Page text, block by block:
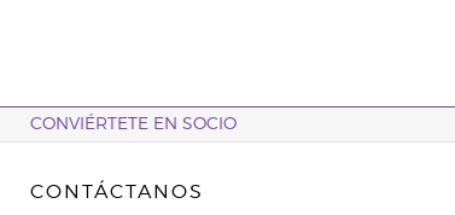
CONVIÉRTETE EN SOCIO
CONTÁCTANOS